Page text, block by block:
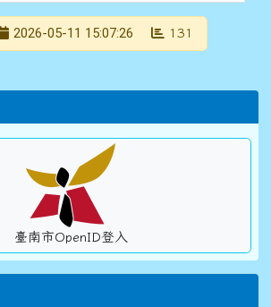
2026-05-11 15:07:26 131
臺南市OpenID登入